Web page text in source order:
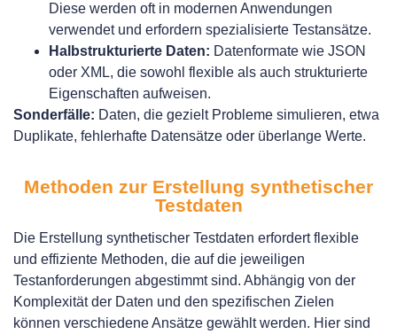
Diese werden oft in modernen Anwendungen
verwendet und erfordern spezialisierte Testansätze.
Halbstrukturierte Daten: Datenformate wie JSON
oder XML, die sowohl flexible als auch strukturierte
Eigenschaften aufweisen.
Sonderfälle: Daten, die gezielt Probleme simulieren, etwa
Duplikate, fehlerhafte Datensätze oder überlange Werte.
Methoden zur Erstellung synthetischer
Testdaten
Die Erstellung synthetischer Testdaten erfordert flexible
und effiziente Methoden, die auf die jeweiligen
Testanforderungen abgestimmt sind. Abhängig von der
Komplexität der Daten und den spezifischen Zielen
können verschiedene Ansätze gewählt werden. Hier sind